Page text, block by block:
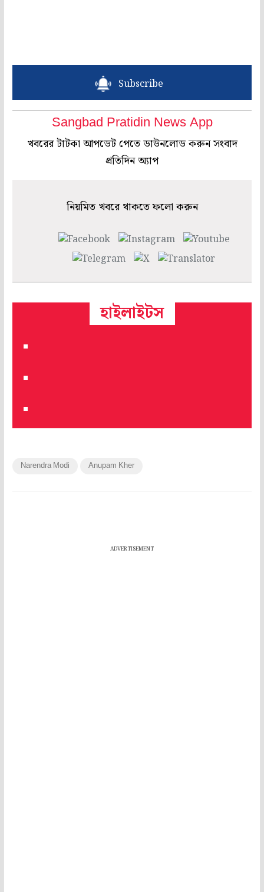
Subscribe
Sangbad Pratidin News App
খবরের টাটকা আপডেট পেতে ডাউনলোড করুন সংবাদ
প্রতিদিন অ্যাপ
নিয়মিত খবরে থাকতে ফলো করুন
হাইলাইটস
Narendra Modi Anupam Kher
ADVERTISEMENT